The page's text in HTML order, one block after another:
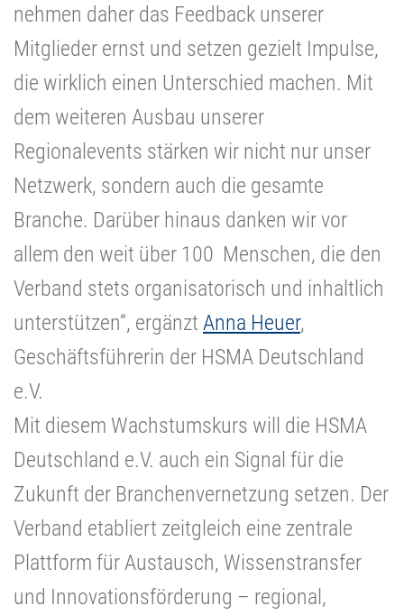
nehmen daher das Feedback unserer
Mitglieder ernst und setzen gezielt Impulse,
die wirklich einen Unterschied machen. Mit
dem weiteren Ausbau unserer
Regionalevents stärken wir nicht nur unser
Netzwerk, sondern auch die gesamte
Branche. Darüber hinaus danken wir vor
allem den weit über 100 Menschen, die den
Verband stets organisatorisch und inhaltlich
unterstützen“, ergänzt Anna Heuer,
Geschäftsführerin der HSMA Deutschland
e.V.
Mit diesem Wachstumskurs will die HSMA
Deutschland e.V. auch ein Signal für die
Zukunft der Branchenvernetzung setzen. Der
Verband etabliert zeitgleich eine zentrale
Plattform für Austausch, Wissenstransfer
und Innovationsförderung – regional,